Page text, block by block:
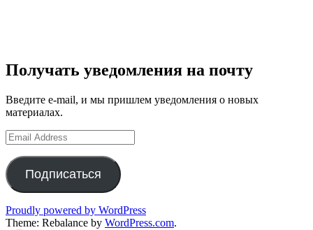
Получать уведомления на почту
Введите e-mail, и мы пришлем уведомления о новых
материалах.
Email
Address
Подписаться
Proudly powered by WordPress
Theme: Rebalance by WordPress.com.